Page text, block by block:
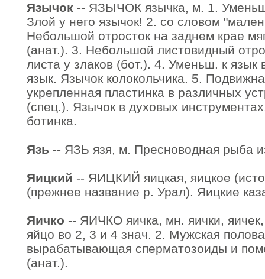
Язычок -- ЯЗЫЧОК язычка, м. 1.
Злой у него язычок! 2. со словом
Небольшой отросток на заднем крае
(анат.). 3. Небольшой листовидный
листа у злаков (бот.). 4. Уменьш. к язык
язык. Язычок колокольчика. 5.
укрепленная пластинка в различных
(спец.). Язычок в духовых
ботинка.
Язь -- ЯЗЬ язя, м. Пресноводная рыба
Яицкий -- ЯИЦКИЙ яицкая, яицкое
(прежнее название р. Урал). Яицкие
Яичко -- ЯИЧКО яичка, мн. яички,
яйцо во 2, 3 и 4 знач. 2. Мужская
вырабатывающая сперматозоиды и
(анат.).